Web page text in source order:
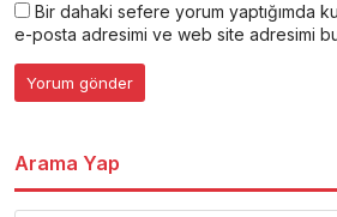
Bir dahaki sefere yorum yaptığımda
e-posta adresimi ve web site adresimi
Arama Yap